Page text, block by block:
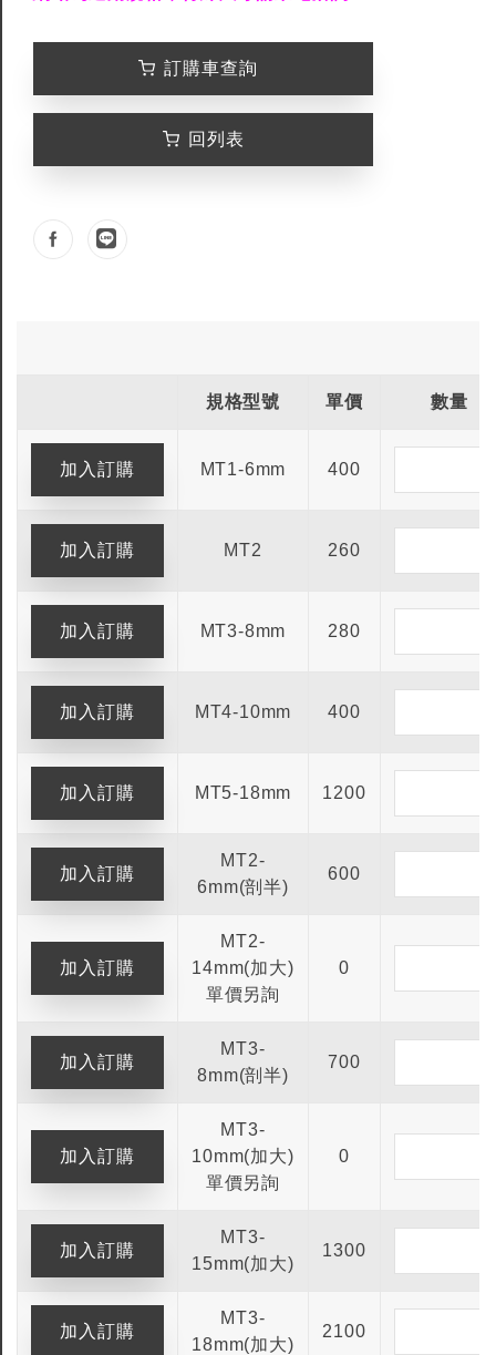
全鎢鋼銑刀
台製WEENIX四刃全鎢鋼銑刀
全鎢鋼銑刀
台製WEENIX加長二
訂購車查詢
回列表
規格型號 單價 數量
MT1-6mm 400
MT2 260
MT3-8mm 280
MT4-10mm 400
MT5-18mm 1200
MT2-
6mm(剖半)
600
MT2-
14mm(加大)
單價另詢
0
MT3-
8mm(剖半)
700
MT3-
10mm(加大)
單價另詢
0
MT3-
15mm(加大)
1300
MT3-
18mm(加大)
2100